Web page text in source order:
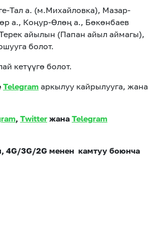
Тал а. (м.Михайловка), Мазар-
а., Коңур-Өлөң а., Бөкөнбаев
айылын (Папан айыл аймагы),
болот.
кетүүгө болот.
Telegram аркылуу кайрылууга, жана
, Twitter жана Telegram
4G/3G/2G менен камтуу боюнча